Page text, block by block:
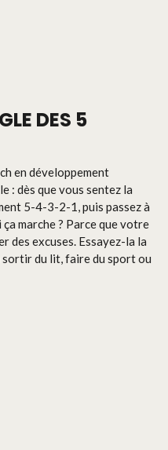
DES 5
en développement
: dès que vous sentez la
5-4-3-2-1, puis passez à
marche ? Parce que votre
des excuses. Essayez-la la
du lit, faire du sport ou